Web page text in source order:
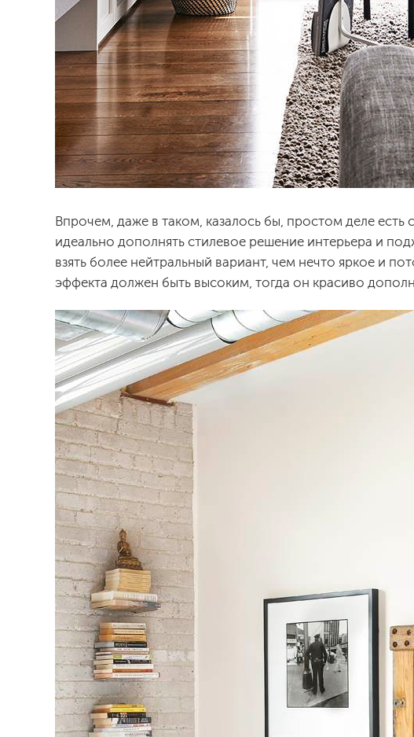
Впрочем, даже в таком, казалось бы, простом деле
идеально дополнять стилевое решение интерьера и
взять более нейтральный вариант, чем нечто яркое и
эффекта должен быть высоким, тогда он красиво